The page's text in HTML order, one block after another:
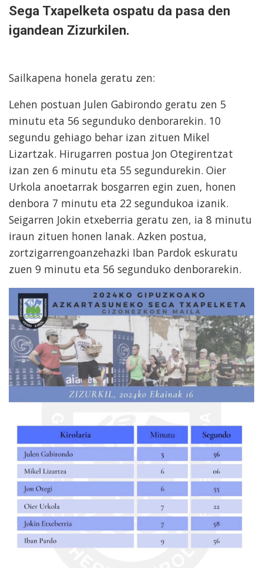
Sega Txapelketa ospatu da pasa den
igandean Zizurkilen.
Sailkapena honela geratu zen:
Lehen postuan Julen Gabirondo geratu zen 5
minutu eta 56 segunduko denborarekin. 10
segundu gehiago behar izan zituen Mikel
Lizartzak. Hirugarren postua Jon Otegirentzat
izan zen 6 minutu eta 55 segundurekin. Oier
Urkola anoetarrak bosgarren egin zuen, honen
denbora 7 minutu eta 22 segundukoa izanik.
Seigarren Jokin etxeberria geratu zen, ia 8 minutu
iraun zituen honen lanak. Azken postua,
zortzigarrengoanzehazki Iban Pardok eskuratu
zuen 9 minutu eta 56 segunduko denborarekin.